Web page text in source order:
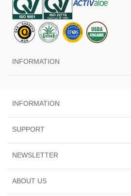
INFORMATION
INFORMATION
SUPPORT
NEWSLETTER
ABOUT US